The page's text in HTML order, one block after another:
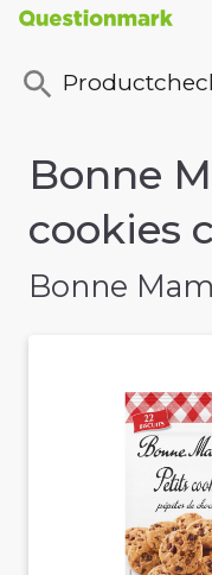
Bonne
cookies
Bonne